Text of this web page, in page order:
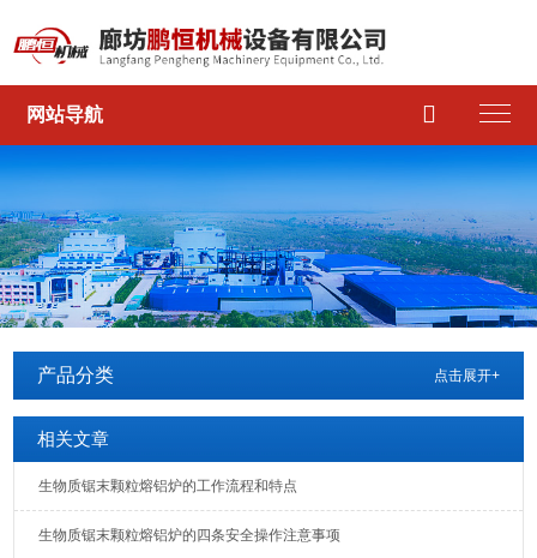
网站导航 
产品分类 点击展开+
相关文章
生物质锯末颗粒熔铝炉的工作流程和特点
生物质锯末颗粒熔铝炉的四条安全操作注意事项